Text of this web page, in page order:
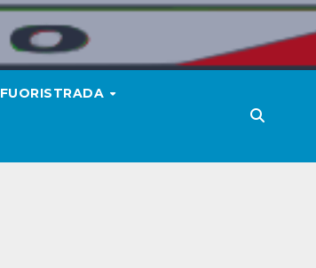
FUORISTRADA